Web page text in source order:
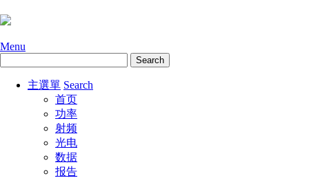
Menu
主選單 Search
首页
功率
射频
光电
数据
报告